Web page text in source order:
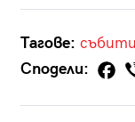
Тагове:
Сподели: